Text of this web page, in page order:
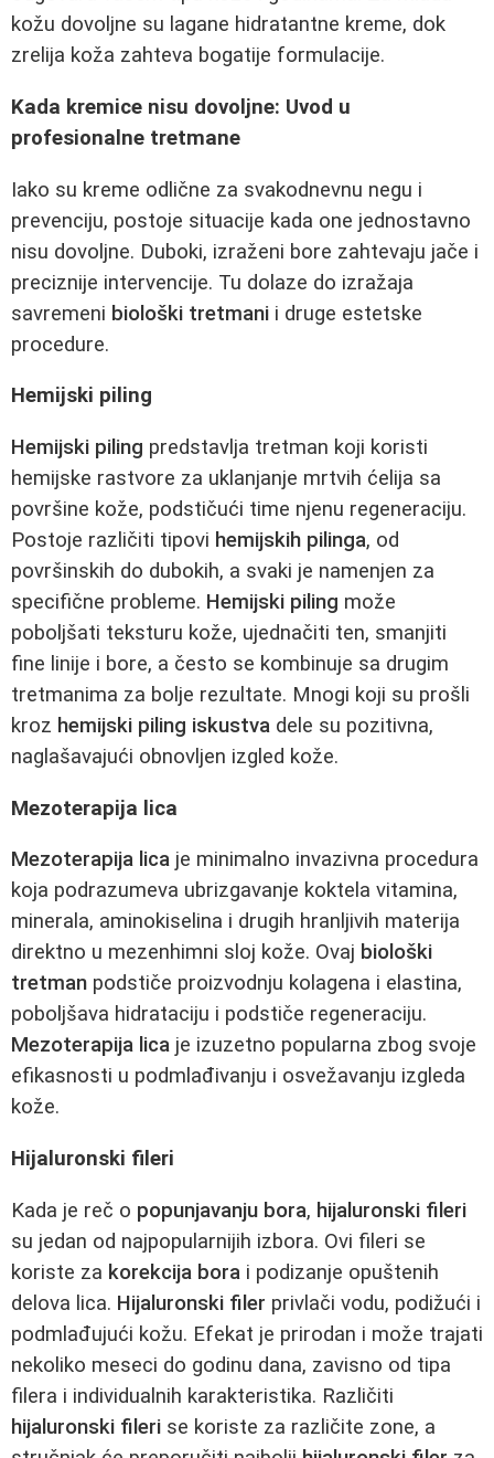
kožu dovoljne su lagane hidratantne kreme, dok
zrelija koža zahteva bogatije formulacije.
Kada kremice nisu dovoljne: Uvod u
profesionalne tretmane
Iako su kreme odlične za svakodnevnu negu i
prevenciju, postoje situacije kada one jednostavno
nisu dovoljne. Duboki, izraženi bore zahtevaju jače i
preciznije intervencije. Tu dolaze do izražaja
savremeni biološki tretmani i druge estetske
procedure.
Hemijski piling
Hemijski piling predstavlja tretman koji koristi
hemijske rastvore za uklanjanje mrtvih ćelija sa
površine kože, podstičući time njenu regeneraciju.
Postoje različiti tipovi hemijskih pilinga, od
površinskih do dubokih, a svaki je namenjen za
specifične probleme. Hemijski piling može
poboljšati teksturu kože, ujednačiti ten, smanjiti
fine linije i bore, a često se kombinuje sa drugim
tretmanima za bolje rezultate. Mnogi koji su prošli
kroz hemijski piling iskustva dele su pozitivna,
naglašavajući obnovljen izgled kože.
Mezoterapija lica
Mezoterapija lica je minimalno invazivna procedura
koja podrazumeva ubrizgavanje koktela vitamina,
minerala, aminokiselina i drugih hranljivih materija
direktno u mezenhimni sloj kože. Ovaj biološki
tretman podstiče proizvodnju kolagena i elastina,
poboljšava hidrataciju i podstiče regeneraciju.
Mezoterapija lica je izuzetno popularna zbog svoje
efikasnosti u podmlađivanju i osvežavanju izgleda
kože.
Hijaluronski fileri
Kada je reč o popunjavanju bora, hijaluronski fileri
su jedan od najpopularnijih izbora. Ovi fileri se
koriste za korekcija bora i podizanje opuštenih
delova lica. Hijaluronski filer privlači vodu, podižući i
podmlađujući kožu. Efekat je prirodan i može trajati
nekoliko meseci do godinu dana, zavisno od tipa
filera i individualnih karakteristika. Različiti
hijaluronski fileri se koriste za različite zone, a